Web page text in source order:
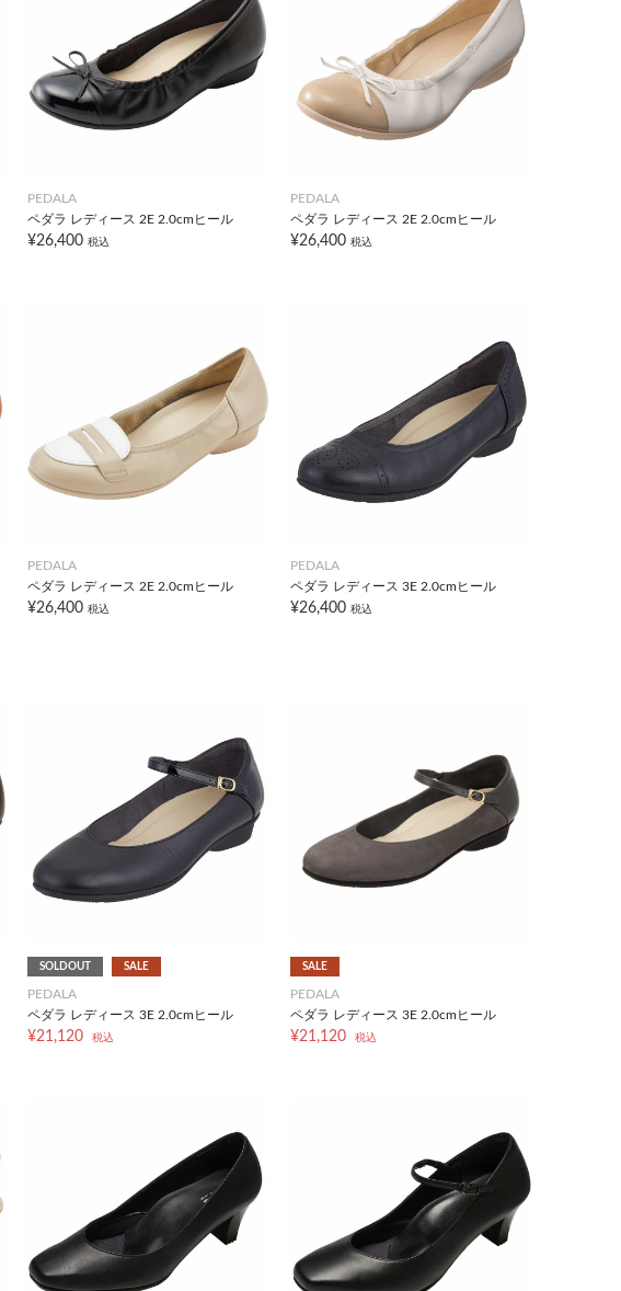
PEDALA
ペダラ レディース 2E 2.0cmヒール
¥26,400 税込
PEDALA
ペダラ レディース 2E 2.0cmヒール
¥26,400 税込
PEDALA
ペダラ レディース 2E 2.0cmヒール
¥26,400 税込
PEDALA
ペダラ レディース 3E 2.0cmヒール
¥26,400 税込
SOLDOUT SALE
PEDALA
ペダラ レディース 3E 2.0cmヒール
¥21,120 税込
SALE
PEDALA
ペダラ レディース 3E 2.0cmヒール
¥21,120 税込